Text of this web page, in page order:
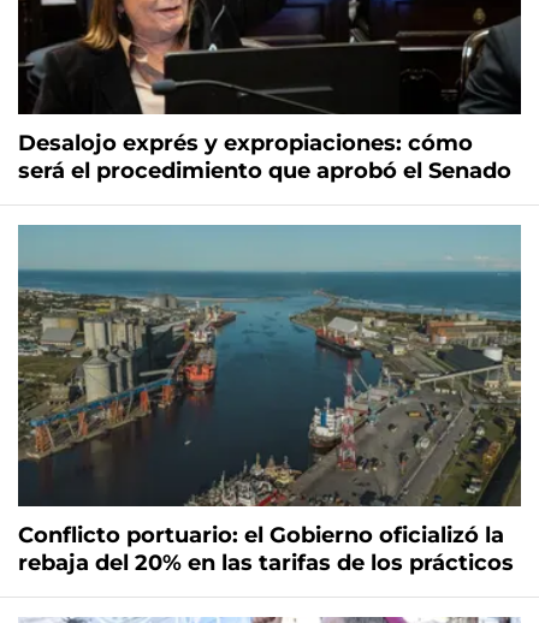
Desalojo exprés y expropiaciones: cómo
será el procedimiento que aprobó el Senado
Conflicto portuario: el Gobierno oficializó la
rebaja del 20% en las tarifas de los prácticos